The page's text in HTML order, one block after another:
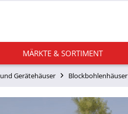
MÄRKTE & SORTIMENT
Gerätehäuser Blockbohlenhäuser